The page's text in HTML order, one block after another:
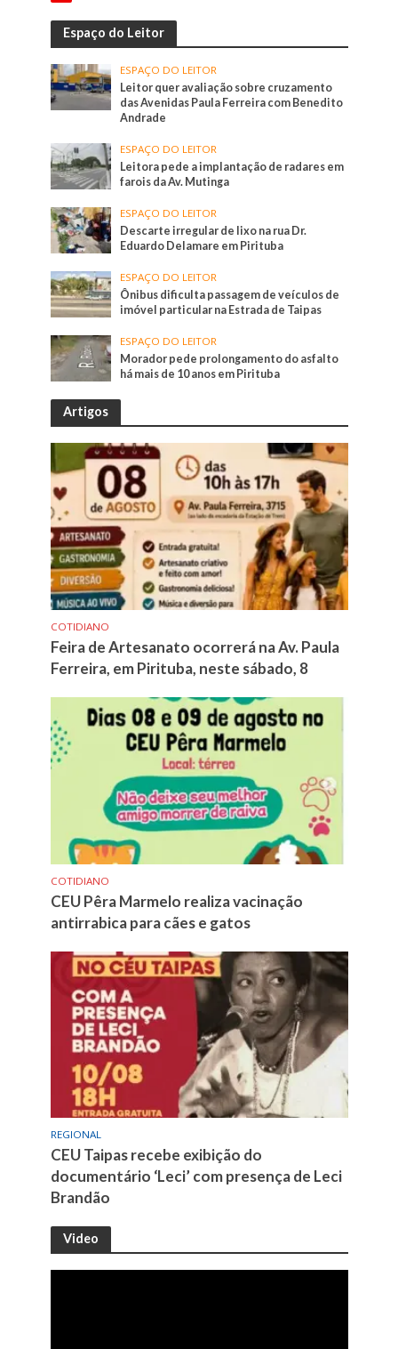
Espaço do Leitor
ESPAÇO DO LEITOR
Leitor quer avaliação sobre cruzamento
das Avenidas Paula Ferreira com Benedito
Andrade
ESPAÇO DO LEITOR
Leitora pede a implantação de radares em
farois da Av. Mutinga
ESPAÇO DO LEITOR
Descarte irregular de lixo na rua Dr.
Eduardo Delamare em Pirituba
ESPAÇO DO LEITOR
Ônibus dificulta passagem de veículos de
imóvel particular na Estrada de Taipas
ESPAÇO DO LEITOR
Morador pede prolongamento do asfalto
há mais de 10 anos em Pirituba
Artigos
COTIDIANO
Feira de Artesanato ocorrerá na Av. Paula
Ferreira, em Pirituba, neste sábado, 8
COTIDIANO
CEU Pêra Marmelo realiza vacinação
antirrabica para cães e gatos
REGIONAL
CEU Taipas recebe exibição do
documentário ‘Leci’ com presença de Leci
Brandão
Video